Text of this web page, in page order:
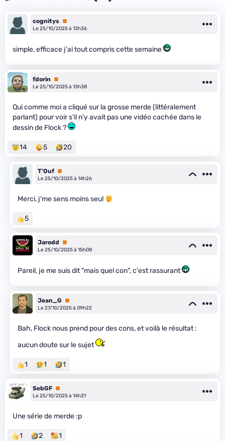
cognitys Premium
Le 25/10/2025 à 13h36
simple, efficace j'ai tout compris cette semaine
fdorin
Premium
Le 25/10/2025 à 13h38
Qui comme moi a cliqué sur la grosse merde (littéralement
parlant) pour voir s'il n'y avait pas une vidéo cachée dans le
dessin de Flock ?
14 5 20
T'Ouf Premium
Le 25/10/2025 à 14h26
Merci, j'me sens moins seul
5
Jarodd
Premium
Le 25/10/2025 à 15h08
Pareil, je me suis dit "mais quel con", c'est rassurant
Jean_G
Premium
Le 27/10/2025 à 09h22
Bah, Flock nous prend pour des cons, et voilà le résultat :
aucun doute sur le sujet
1 1 1
SebGF Premium
Le 25/10/2025 à 14h31
Une série de merde :p
1 2 1